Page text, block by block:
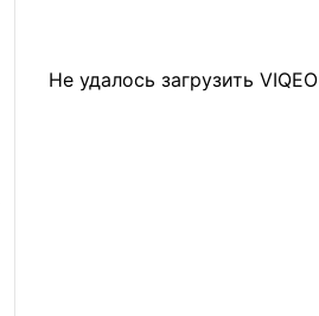
Не удалось загрузить VIQEO